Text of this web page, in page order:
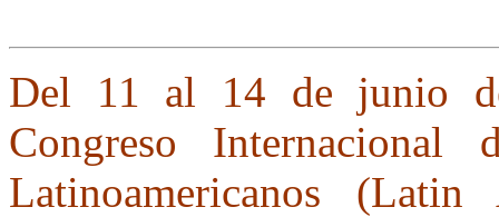
Del 11 al 14 de junio
Congreso
Latinoamericanos (Latin